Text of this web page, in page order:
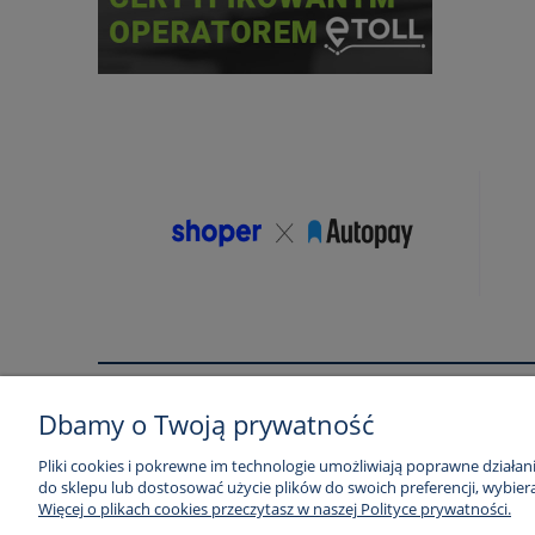
Regulamin
Zwroty i reklamacje
Regulamin usług pozycjonowania
Twoje zamówienia
Ustawienia konta
Przechowalnia
Dbamy o Twoją prywatność
Pliki cookies i pokrewne im technologie umożliwiają poprawne
do sklepu lub dostosować użycie plików do swoich preferencji,
Więcej o plikach cookies przeczytasz w naszej Polityce prywatności.